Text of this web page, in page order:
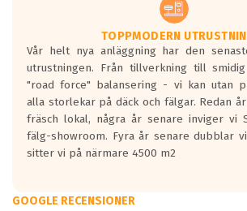
TOPPMODERN
Vår helt nya anläggning har den
utrustningen. Från tillverkning till
"road force" balansering - vi kan utan
alla storlekar på däck och fälgar. Redan
fräsch lokal, några år senare inviger vi
fälg-showroom. Fyra år senare dubblar
sitter vi på närmare 4500 m2
GOOGLE RECENSIONER